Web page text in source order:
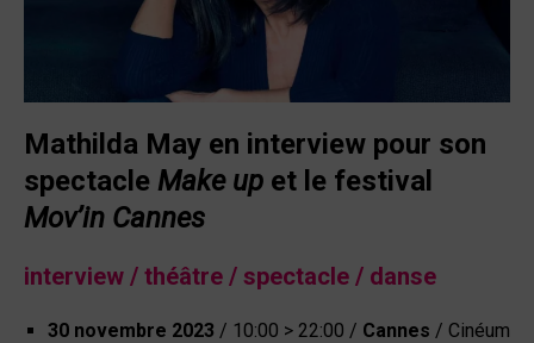
Mathilda May en interview pour son
spectacle Make up et le festival
Mov’in Cannes
interview / théâtre / spectacle / danse
30 novembre 2023 / 10:00 > 22:00 / Cannes / Cinéum